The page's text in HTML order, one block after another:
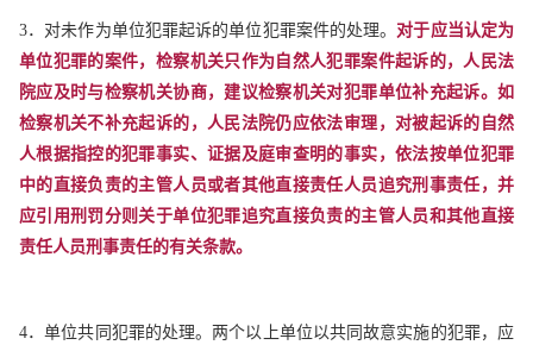
3．对未作为单位犯罪起诉的单位犯罪案件的处理。 对于应当认定为
单位犯罪的案件，检察机关只作为自然人犯罪案件起诉的，人民法
院应及时与检察机关协商，建议检察机关对犯罪单位补充起诉。如
检察机关不补充起诉的，人民法院仍应依法审理，对被起诉的自然
人根据指控的犯罪事实、证据及庭审查明的事实，依法按单位犯罪
中的直接负责的主管人员或者其他直接责任人员追究刑事责任，并
应引用刑罚分则关于单位犯罪追究直接负责的主管人员和其他直接
责任人员刑事责任的有关条款。
4．单位共同犯罪的处理。两个以上单位以共同故意实施的犯罪，应